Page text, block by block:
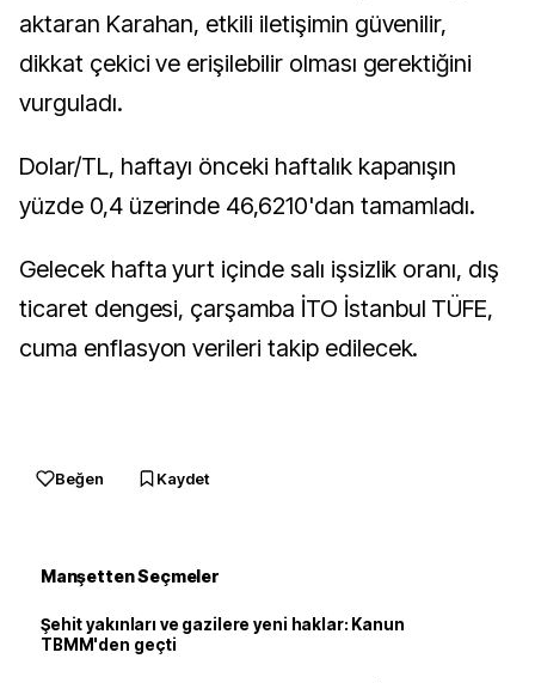
aktaran Karahan, etkili iletişimin güvenilir,
dikkat çekici ve erişilebilir olması gerektiğini
vurguladı.
Dolar/TL, haftayı önceki haftalık kapanışın
yüzde 0,4 üzerinde 46,6210'dan tamamladı.
Gelecek hafta yurt içinde salı işsizlik oranı, dış
ticaret dengesi, çarşamba İTO İstanbul TÜFE,
cuma enflasyon verileri takip edilecek.
Beğen Kaydet
Manşetten Seçmeler
Şehit yakınları ve gazilere yeni haklar: Kanun
TBMM'den geçti